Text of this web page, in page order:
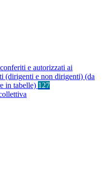
e autorizzati ai
(dirigenti e non dirigenti) (da
in tabelle) 127